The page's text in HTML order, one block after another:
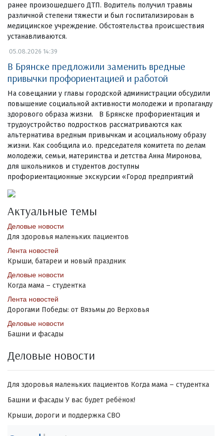
ранее произошедшего ДТП. Водитель получил травмы
различной степени тяжести и был госпитализирован в
медицинское учреждение. Обстоятельства происшествия
устанавливаются.
05.08.2026 14:39
В Брянске предложили заменить вредные
привычки профориентацией и работой
На совещании у главы городской администрации обсудили
повышение социальной активности молодежи и пропаганду
здорового образа жизни. В Брянске профориентация и
трудоустройство подростков рассматриваются как
альтернатива вредным привычкам и асоциальному образу
жизни. Как сообщила и.о. председателя комитета по делам
молодежи, семьи, материнства и детства Анна Миронова,
для школьников и студентов доступны
профориентационные экскурсии «Город предприятий
Актуальные темы
Деловые новости
Для здоровья маленьких пациентов
Лента новостей
Крыши, батареи и новый праздник
Деловые новости
Когда мама – студентка
Лента новостей
Дорогами Победы: от Вязьмы до Верховья
Деловые новости
Башни и фасады
Деловые новости
Для здоровья маленьких пациентов Когда мама – студентка
Башни и фасады У вас будет ребёнок!
Крыши, дороги и поддержка СВО